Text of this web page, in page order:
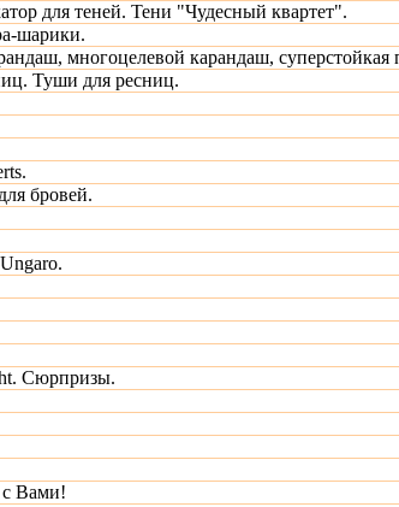
для теней. Тени "Чудесный квартет".
шарики.
многоцелевой карандаш, суперстойкая
Туши для ресниц.
бровей.
Сюрпризы.
с Вами!